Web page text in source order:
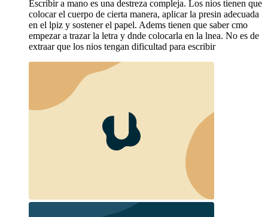
Escribir a mano es una destreza compleja. Los nios tienen que
colocar el cuerpo de cierta manera, aplicar la presin adecuada
en el lpiz y sostener el papel. Adems tienen que saber cmo
empezar a trazar la letra y dnde colocarla en la lnea. No es de
extraar que los nios tengan dificultad para escribir